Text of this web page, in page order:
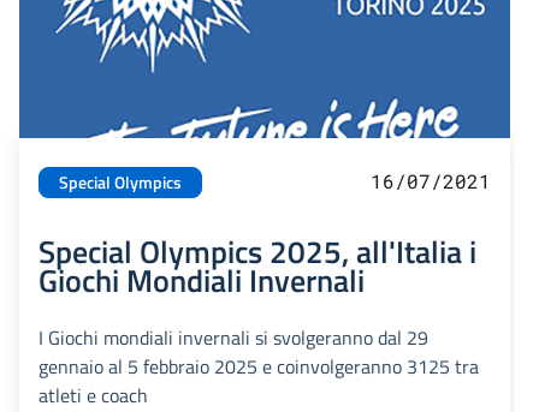
Special Olympics 16/07/2021
Special Olympics 2025, all'Italia i
Giochi Mondiali Invernali
I Giochi mondiali invernali si svolgeranno dal 29
gennaio al 5 febbraio 2025 e coinvolgeranno 3125 tra
atleti e coach